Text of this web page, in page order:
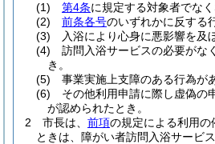
(1)
第4条に規定する対象者でなく
(2)
前条各号のいずれかに反する
(3)
入浴により心身に悪影響を及
(4)
訪問入浴サービスの必要がな
き。
(5)
事業実施上支障のある行為が
(6)
その他利用申請に際し虚偽の
が認められたとき。
2
市長は、 前項の規定による利用の
ときは、障がい者訪問入浴サービ